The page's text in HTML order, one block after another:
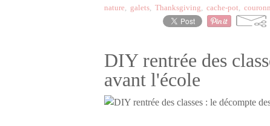
nature, galets, Thanksgiving, cache-pot,
DIY rentrée des
avant l'école